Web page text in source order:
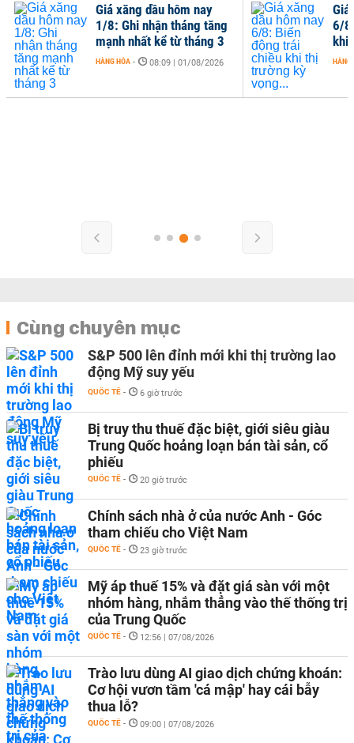
Giá
6/
khi
HÀNG
Giá xăng dầu hôm nay
1/8: Ghi nhận tháng tăng
mạnh nhất kể từ tháng 3
HÀNG HÓA - 08:09 | 01/08/2026
Cùng chuyên mục
S&P 500 lên đỉnh mới khi thị trường lao
động Mỹ suy yếu
QUỐC TẾ - 6 giờ trước
Bị truy thu thuế đặc biệt, giới siêu giàu
Trung Quốc hoảng loạn bán tài sản, cổ
phiếu
QUỐC TẾ - 20 giờ trước
Chính sách nhà ở của nước Anh - Góc
tham chiếu cho Việt Nam
QUỐC TẾ - 23 giờ trước
Mỹ áp thuế 15% và đặt giá sàn với một
nhóm hàng, nhắm thẳng vào thế thống trị
của Trung Quốc
QUỐC TẾ - 12:56 | 07/08/2026
Trào lưu dùng AI giao dịch chứng khoán:
Cơ hội vươn tầm 'cá mập' hay cái bẫy
thua lỗ?
QUỐC TẾ - 09:00 | 07/08/2026